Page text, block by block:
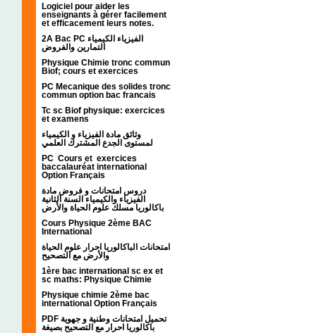
Logiciel pour aider les
enseignants à gérer facilement
et efficacement leurs notes.
2A Bac PC الفيزياء الكيمياء
التمارين والفروض
Physique Chimie tronc commun
Biof; cours et exercices
PC Mecanique des solides tronc
commun option bac francais
Tc sc Biof physique: exercices
et examens
وثائق مادة الفيزياء و الكيمياء
PC Cours et exercices
baccalauréat international
Option Français
دروس امتحانات و فروض مادة
الفيزياء والكيمياء السنة الثانية
باكالوريا مسلك علوم الحياة والأرض
Cours Physique 2ème BAC
International
امتحانات الباكالوريا احرار علوم الحياة
والأرض مع التصحيح
1ère bac international sc ex et
sc maths: Physique Chimie
Physique chimie 2ème bac
international Option Français
PDF تحميل امتحانات وطنية و جهوية
باكالوريا احرار مع التصحيح بصيغة